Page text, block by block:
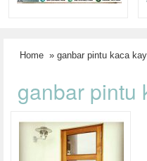
Home » ganbar pintu kaca
ganbar pintu